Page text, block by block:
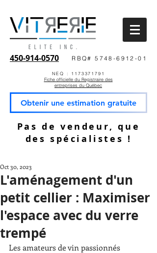
450-914-0570 RBQ# 5748-6912-01
NEQ : 1173371791
Fiche officielle du Registraire des
entreprises du Québec
Obtenir une estimation gratuite
Pas de vendeur, que
des spécialistes !
L'aménagement d'un
petit cellier : Maximiser
l'espace avec du verre
trempé
Oct 30, 2023
Les amateurs de vin passionnés